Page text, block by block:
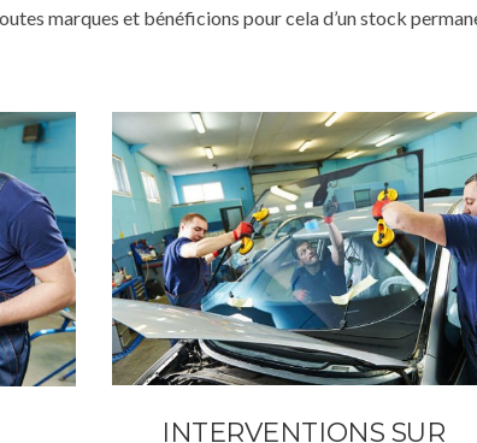
marques et bénéficions pour cela d’un stock
INTERVENTIONS SUR